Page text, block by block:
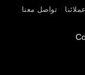
Delivery
عملائنا
تواصل معنا